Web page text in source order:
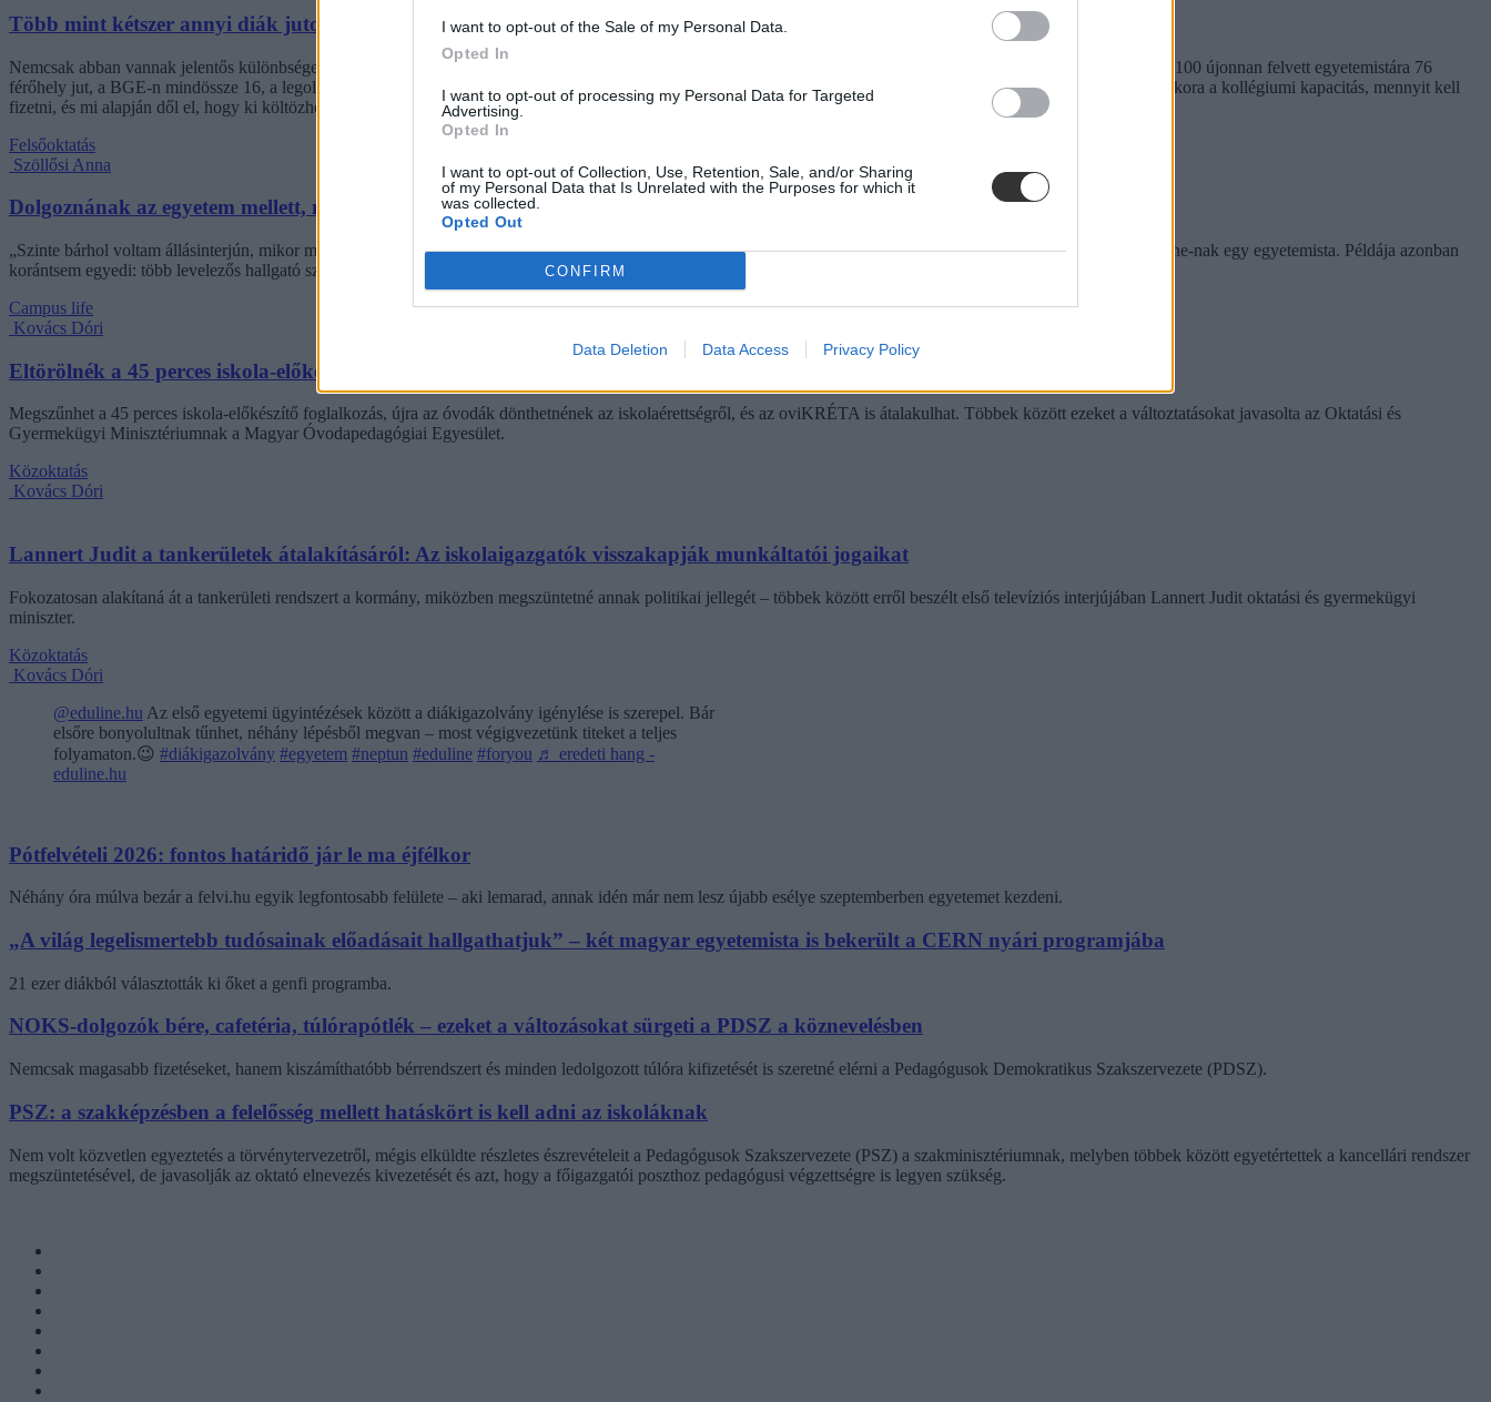
I want to opt-out of the Sale of my Personal Data.
Opted In
I want to opt-out of processing my Personal Data for Targeted
Advertising.
Opted In
I want to opt-out of Collection, Use, Retention, Sale, and/or Sharing
of my Personal Data that Is Unrelated with the Purposes for which it
was collected.
Opted Out
CONFIRM
Data Deletion Data Access Privacy Policy
Több mint kétszer annyi diák jutott be a felsőoktatásba, mint ahány kollégiumi férőhely összesen van
Nemcsak abban vannak jelentős különbségek az egyetemek között, hogy hány kollégiumi férőhely jut a hallgatókra, a térítési díj összege sem egységes. Míg a BME-n 100 újonnan felvett egyetemistára 76
férőhely jut, a BGE-n mindössze 16, a legolcsóbb havi kollégiumi díjak pedig 9300 és 25 500 forint között mozognak a vizsgált intézményekben. Megnéztük, hol mekkora a kollégiumi kapacitás, mennyit kell
fizetni, és mi alapján dől el, hogy ki költözhet be.
Felsőoktatás
Szöllősi Anna
Dolgoznának az egyetem mellett, mégsem vállalhatnak diákmunkát – több mint százezer levelezős hallgatót érinthet a szabály
„Szinte bárhol voltam állásinterjún, mikor megtudták, hogy levelező tagozatos hallgató vagyok, egyből húzni kezdték a szájukat” – számolt be tapasztalatairól az Eduline-nak egy egyetemista. Példája azonban
korántsem egyedi: több levelezős hallgató számolt be hasonló nehézségekről.
Campus life
Kovács Dóri
Eltörölnék a 45 perces iskola-előkészítőt, újra az óvodák dönthetnének az iskolaérettségről
Megszűnhet a 45 perces iskola-előkészítő foglalkozás, újra az óvodák dönthetnének az iskolaérettségről, és az oviKRÉTA is átalakulhat. Többek között ezeket a változtatásokat javasolta az Oktatási és
Gyermekügyi Minisztériumnak a Magyar Óvodapedagógiai Egyesület.
Közoktatás
Kovács Dóri
Lannert Judit a tankerületek átalakításáról: Az iskolaigazgatók visszakapják munkáltatói jogaikat
Fokozatosan alakítaná át a tankerületi rendszert a kormány, miközben megszüntetné annak politikai jellegét – többek között erről beszélt első televíziós interjújában Lannert Judit oktatási és gyermekügyi
miniszter.
Közoktatás
Kovács Dóri
@eduline.hu Az első egyetemi ügyintézések között a diákigazolvány igénylése is szerepel. Bár
elsőre bonyolultnak tűnhet, néhány lépésből megvan – most végigvezetünk titeket a teljes
folyamaton.😉 #diákigazolvány #egyetem #neptun #eduline #foryou ♬ eredeti hang -
eduline.hu
Pótfelvételi 2026: fontos határidő jár le ma éjfélkor
Néhány óra múlva bezár a felvi.hu egyik legfontosabb felülete – aki lemarad, annak idén már nem lesz újabb esélye szeptemberben egyetemet kezdeni.
„A világ legelismertebb tudósainak előadásait hallgathatjuk” – két magyar egyetemista is bekerült a CERN nyári programjába
21 ezer diákból választották ki őket a genfi programba.
NOKS-dolgozók bére, cafetéria, túlórapótlék – ezeket a változásokat sürgeti a PDSZ a köznevelésben
Nemcsak magasabb fizetéseket, hanem kiszámíthatóbb bérrendszert és minden ledolgozott túlóra kifizetését is szeretné elérni a Pedagógusok Demokratikus Szakszervezete (PDSZ).
PSZ: a szakképzésben a felelősség mellett hatáskört is kell adni az iskoláknak
Nem volt közvetlen egyeztetés a törvénytervezetről, mégis elküldte részletes észrevételeit a Pedagógusok Szakszervezete (PSZ) a szakminisztériumnak, melyben többek között egyetértettek a kancellári rendszer
megszüntetésével, de javasolják az oktató elnevezés kivezetését és azt, hogy a főigazgatói poszthoz pedagógusi végzettségre is legyen szükség.